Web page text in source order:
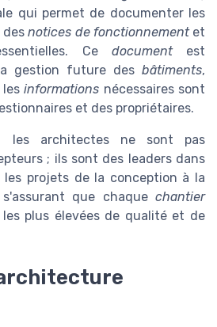
qui permet de documenter les
desnotices de fonctionnementet
Ce documentest
gestion future des bâtiments,
informations nécessaires sont
et des propriétaires.
les architectes ne sont pas
; ils sont des leaders dans
projets de la conception à la
que chaque chantier
plus élevées de qualité et de